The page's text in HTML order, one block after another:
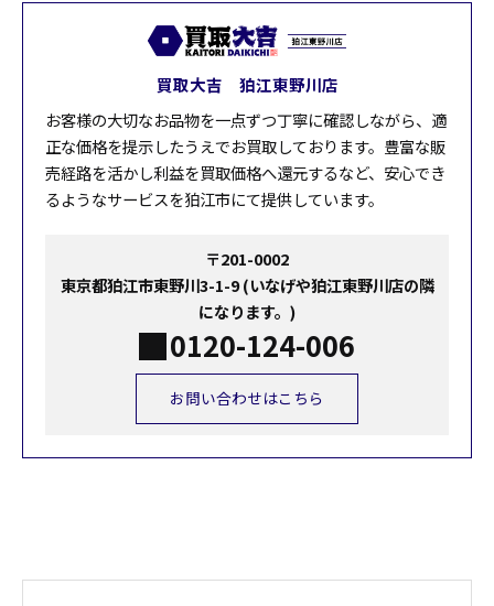
買取大吉 狛江東野川店
お客様の大切なお品物を一点ずつ丁寧に確認しながら、適
正な価格を提示したうえでお買取しております。豊富な販
売経路を活かし利益を買取価格へ還元するなど、安心でき
るようなサービスを狛江市にて提供しています。
〒201-0002
東京都狛江市東野川3-1-9 (いなげや狛江東野川店の隣
になります。)
0120-124-006
お問い合わせはこちら